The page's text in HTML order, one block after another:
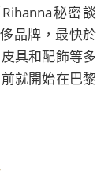
秘密談
品牌，最快於
具和配飾等多
就開始在巴黎
通。